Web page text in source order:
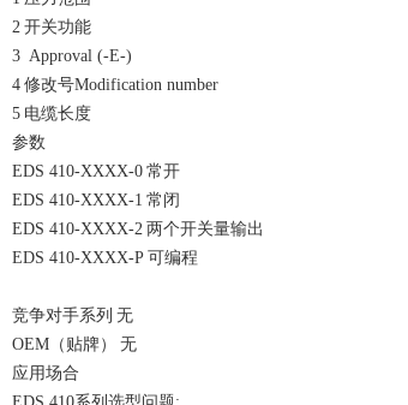
2 开关功能
3 Approval (-E-)
4 修改号Modification number
5 电缆长度
参数
EDS 410-XXXX-0 常开
EDS 410-XXXX-1 常闭
EDS 410-XXXX-2 两个开关量输出
EDS 410-XXXX-P 可编程
竞争对手系列 无
OEM（贴牌）
无
应用场合